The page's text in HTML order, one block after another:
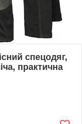
спецодяг,
практична